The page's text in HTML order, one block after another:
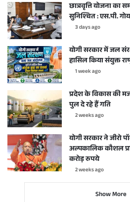
छात्रवृत्ति योजना का
सुनिश्चित : एस.पी.
3 days ago
योगी सरकार में जल
हासिल किया संयुक्त
1 week ago
प्रदेश के विकास की
पुल दे रहे हैं गति
2 weeks ago
योगी सरकार ने जीरो
अल्पकालिक कौशल
करोड़ रुपये
2 weeks ago
Show More